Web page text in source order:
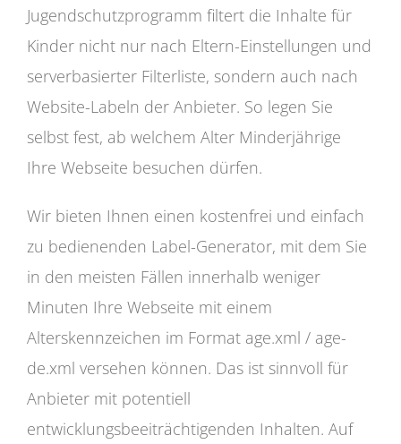
Jugendschutzprogramm filtert die Inhalte für
Kinder nicht nur nach Eltern-Einstellungen und
serverbasierter Filterliste, sondern auch nach
Website-Labeln der Anbieter. So legen Sie
selbst fest, ab welchem Alter Minderjährige
Ihre Webseite besuchen dürfen.
Wir bieten Ihnen einen kostenfrei und einfach
zu bedienenden Label-Generator, mit dem Sie
in den meisten Fällen innerhalb weniger
Minuten Ihre Webseite mit einem
Alterskennzeichen im Format age.xml / age-
de.xml versehen können. Das ist sinnvoll für
Anbieter mit potentiell
entwicklungsbeeiträchtigenden Inhalten. Auf